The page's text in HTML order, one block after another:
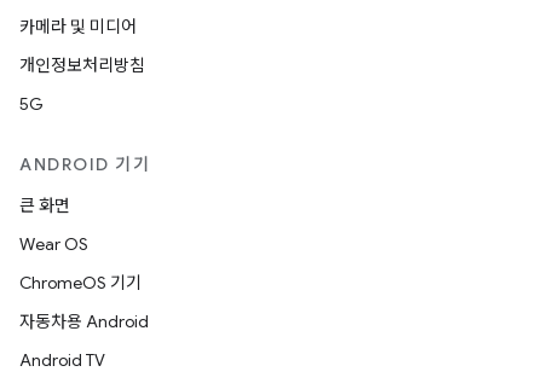
카메라 및 미디어
개인정보처리방침
5G
ANDROID 기기
큰 화면
Wear OS
ChromeOS 기기
자동차용 Android
Android TV